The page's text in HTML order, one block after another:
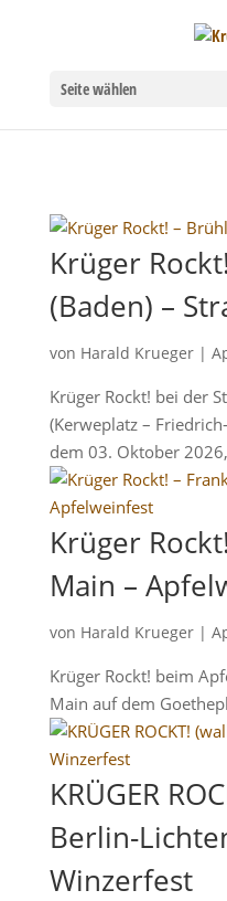
Seite wählen
Krüger
(Baden) –
von Harald Krueger|
Krüger Rockt! bei der
(Kerweplatz –
dem 03. Oktober
Krüger
Main –
von Harald Krueger|
Krüger Rockt! beim
Main auf dem
KRÜGER
Berlin-
Winzerfest